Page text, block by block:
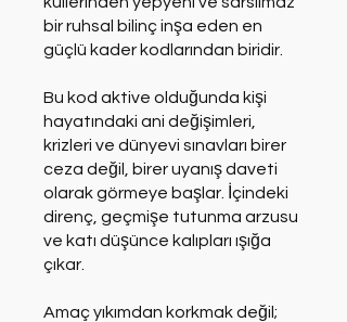
bir ruhsal bilinç inşa eden en
güçlü kader kodlarından biridir.
Bu kod aktive olduğunda kişi
hayatındaki ani değişimleri,
krizleri ve dünyevi sınavları birer
ceza değil, birer uyanış daveti
olarak görmeye başlar. İçindeki
direnç, geçmişe tutunma arzusu
ve katı düşünce kalıpları ışığa
çıkar.
Amaç yıkımdan korkmak değil;